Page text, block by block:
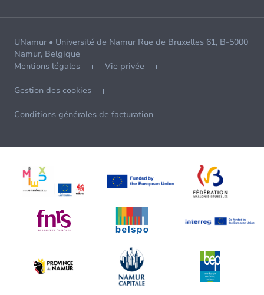
UNamur • Université de Namur Rue de Bruxelles 61, B-5000
Namur, Belgique
Mentions légales
Vie privée
Gestion des cookies
Conditions générales de facturation